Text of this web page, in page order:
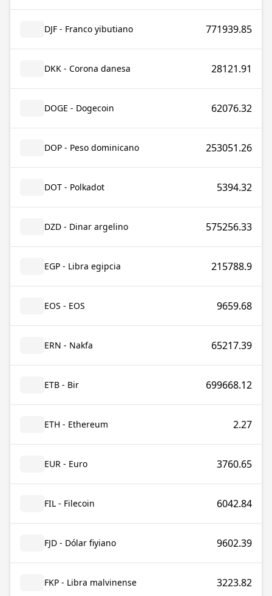
DJF - Franco yibutiano 771939.85
DKK - Corona danesa 28121.91
DOGE - Dogecoin 62076.32
DOP - Peso dominicano 253051.26
DOT - Polkadot 5394.32
DZD - Dinar argelino 575256.33
EGP - Libra egipcia 215788.9
EOS - EOS 9659.68
ERN - Nakfa 65217.39
ETB - Bir 699668.12
ETH - Ethereum 2.27
EUR - Euro 3760.65
FIL - Filecoin 6042.84
FJD - Dólar fiyiano 9602.39
FKP - Libra malvinense 3223.82